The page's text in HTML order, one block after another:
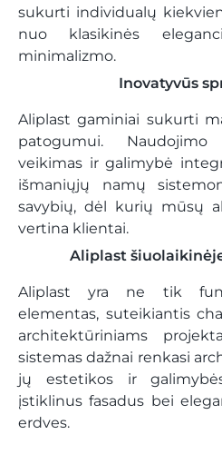
sukurti individualų
nuo ​​klasikinės
minimalizmo.
Inovatyvūs
Aliplast gaminiai sukurti
patogumui.
veikimas ir galimybė
išmaniųjų namų
savybių, dėl kurių mūsų
vertina klientai.
Aliplast
Aliplast yra ne tik
elementas, suteikiantis
architektūriniams
sistemas dažnai renkasi
jų estetikos ir
įstiklinus fasadus bei
erdves.